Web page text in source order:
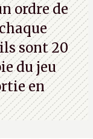
ordre de
sont 20
du jeu
en